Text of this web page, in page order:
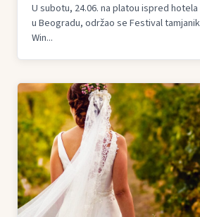
U subotu, 24.06. na platou ispred
u Beogradu, održao se Festival
Win...